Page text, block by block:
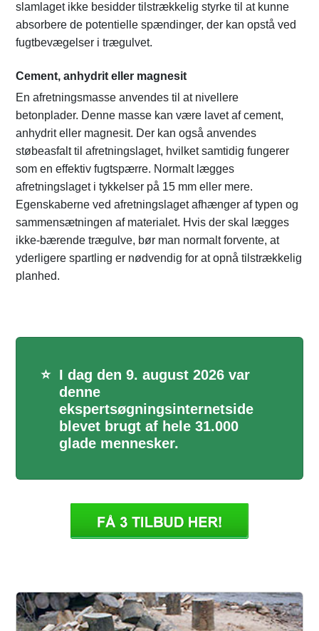
slamlaget ikke besidder tilstrækkelig styrke til at kunne
absorbere de potentielle spændinger, der kan opstå ved
fugtbevægelser i trægulvet.
Cement, anhydrit eller magnesit
En afretningsmasse anvendes til at nivellere
betonplader. Denne masse kan være lavet af cement,
anhydrit eller magnesit. Der kan også anvendes
støbeasfalt til afretningslaget, hvilket samtidig fungerer
som en effektiv fugtspærre. Normalt lægges
afretningslaget i tykkelser på 15 mm eller mere.
Egenskaberne ved afretningslaget afhænger af typen og
sammensætningen af materialet. Hvis der skal lægges
ikke-bærende trægulve, bør man normalt forvente, at
yderligere spartling er nødvendig for at opnå tilstrækkelig
planhed.
⭐ I dag den 9. august 2026 var
denne
ekspertsøgningsinternetside
blevet brugt af hele 31.000
glade mennesker.